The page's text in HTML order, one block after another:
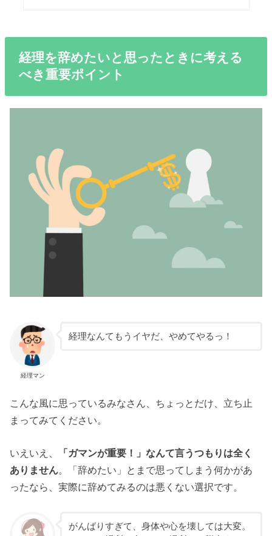
経理を辞めたいと思ったときに考える
べき重要ポイント
経理マン
経理なんてもうイヤだ、やめてやるっ！
こんな風に思っているみなさん、ちょっとだけ、立ち止
まってみてください。
いえいえ、
「ガマンが重要！」なんて言うつもりは全く
ありません。「辞めたい」とまで思ってしまう何かがあ
ったなら、実際に辞めてみるのは悪くない選択です。
がんばりすぎて、身体や心を壊しては大変。